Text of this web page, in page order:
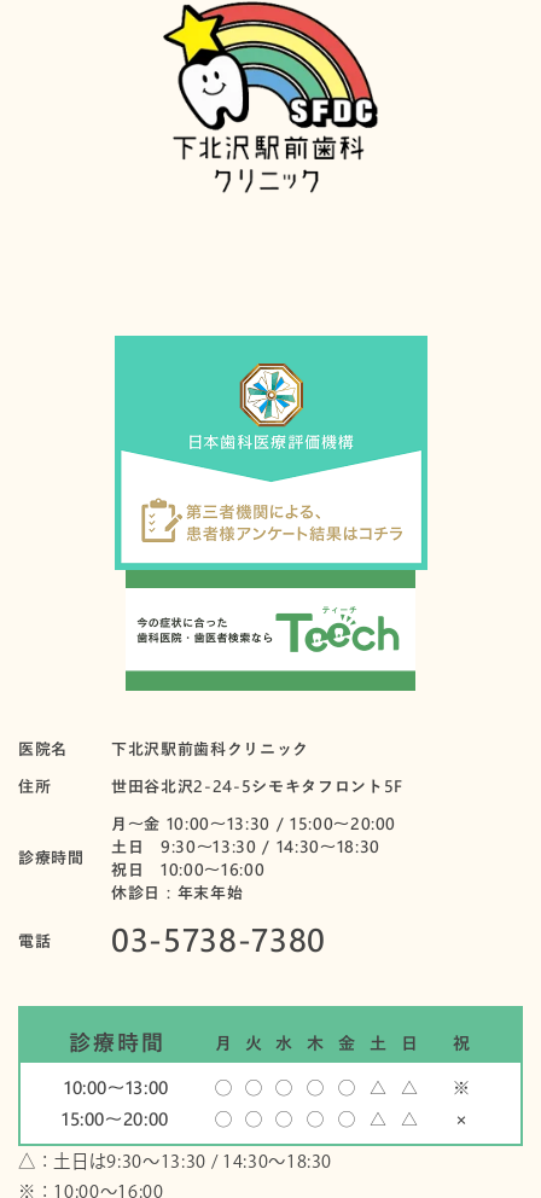
医院名
下北沢駅前歯科クリニック
住所
世田谷北沢2-24-5シモキタフロント5F
診療時間
月〜金 10:00～13:30 / 15:00～20:00
土日 9:30～13:30 / 14:30～18:30
祝日 10:00〜16:00
休診日：年末年始
電話 03-5738-7380
診療時間 月 火 水 木 金 土 日
祝
10:00〜13:00
◯ ◯ ◯ ◯ ◯ △ △
※
15:00〜20:00
◯ ◯ ◯ ◯ ◯ △ △ ×
△：土日は9:30～13:30 / 14:30～18:30
※：10:00〜16:00